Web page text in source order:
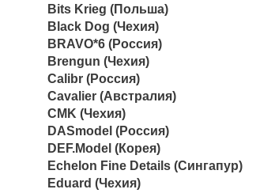
Bits Krieg (Польша)
Black Dog (Чехия)
BRAVO*6 (Россия)
Brengun (Чехия)
Calibr (Россия)
Cavalier (Австралия)
CMK (Чехия)
DASmodel (Россия)
DEF.Model (Корея)
Echelon Fine Details (Сингапур)
Eduard (Чехия)